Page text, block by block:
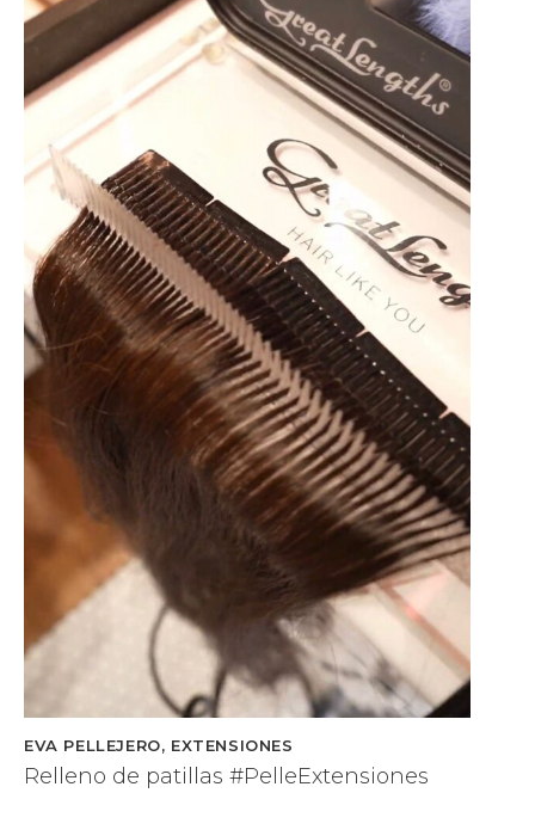
EVA PELLEJERO, EXTENSIONES
Relleno de patillas #PelleExtensiones